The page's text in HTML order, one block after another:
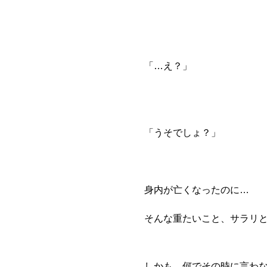
「…え？」
「うそでしょ？」
身内が亡くなったのに…
そんな重たいこと、サラリ